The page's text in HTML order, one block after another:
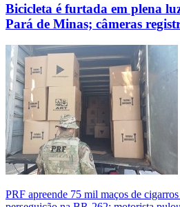
Bicicleta é furtada em plena
Pará de Minas; câmeras
PRF apreende 75 mil maços de